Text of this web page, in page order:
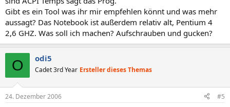
Gibt es ein Tool was ihr mir empfehlen könnt und was mehr
aussagt? Das Notebook ist außerdem relativ alt, Pentium 4
2,6 GHZ. Was soll ich machen? Aufschrauben und gucken?
O odi5
Cadet 3rd Year Ersteller dieses Themas
24. Dezember 2006 #5